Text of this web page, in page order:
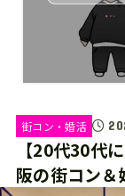
街コン・婚活
【20代30代
阪の街コン＆